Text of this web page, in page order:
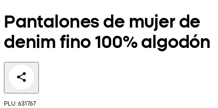
Pantalones de mujer de
denim fino 100% algodón
PLU: 631767